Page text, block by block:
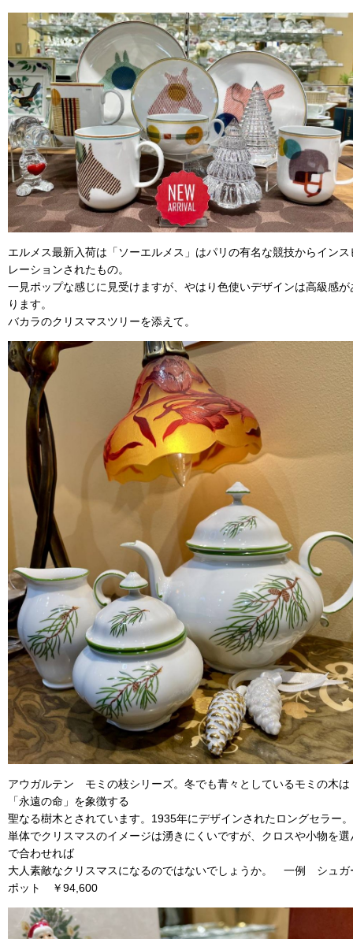
エルメス最新入荷は「ソーエルメス」はパリの有名な競技からインス
レーションされたもの。
一見ポップな感じに見受けますが、やはり色使いデザインは高級感が
ります。
バカラのクリスマスツリーを添えて。
アウガルテン モミの枝シリーズ。冬でも青々としているモミの木は
「永遠の命」を象徴する
聖なる樹木とされています。1935年にデザインされたロングセラー。
単体でクリスマスのイメージは湧きにくいですが、クロスや小物を選
で合わせれば
大人素敵なクリスマスになるのではないでしょうか。 一例 シュガ
ポット ￥94,600